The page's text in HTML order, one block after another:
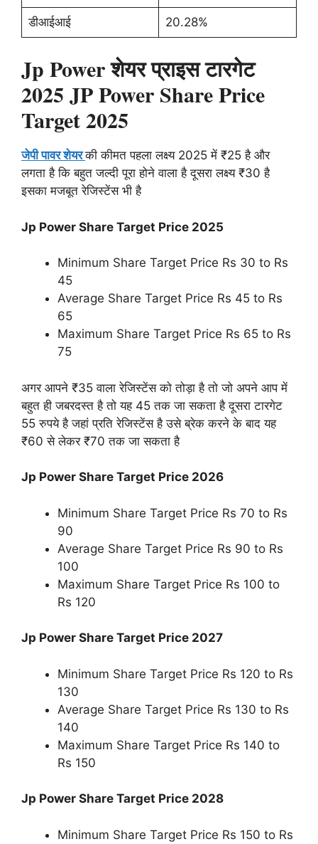
डीआईआई 20.28%
Jp Power शेयर प्राइस टारगेट
2025 JP Power Share Price
Target 2025
जेपी पावर शेयरकी कीमत पहला लक्ष्य 2025 में ₹25 है और
लगता है कि बहुत जल्दी पूरा होने वाला है दूसरा लक्ष्य ₹30 है
इसका मजबूत रेजिस्टेंस भी है
Jp Power Share Target Price 2025
Minimum Share Target Price Rs 30 to Rs
45
Average Share Target Price Rs 45 to Rs
65
Maximum Share Target Price Rs 65 to Rs
75
अगर आपने ₹35 वाला रेजिस्टेंस को तोड़ा है तो जो अपने आप में
बहुत ही जबरदस्त है तो यह 45 तक जा सकता है दूसरा टारगेट
55 रुपये है जहां प्रति रेजिस्टेंस है उसे ब्रेक करने के बाद यह
₹60 से लेकर ₹70 तक जा सकता है
Jp Power Share Target Price 2026
Minimum Share Target Price Rs 70 to Rs
90
Average Share Target Price Rs 90 to Rs
100
Maximum Share Target Price Rs 100 to
Rs 120
Jp Power Share Target Price 2027
Minimum Share Target Price Rs 120 to Rs
130
Average Share Target Price Rs 130 to Rs
140
Maximum Share Target Price Rs 140 to
Rs 150
Jp Power Share Target Price 2028
Minimum Share Target Price Rs 150 to Rs